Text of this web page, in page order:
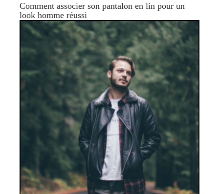
Comment associer son pantalon en lin pour un
look homme réussi